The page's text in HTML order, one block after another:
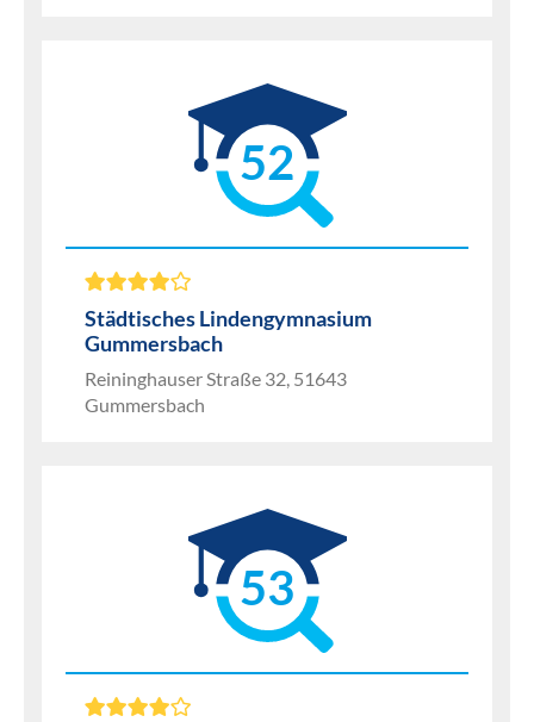
52
Städtisches Lindengymnasium
Gummersbach
Reininghauser Straße 32, 51643
Gummersbach
53